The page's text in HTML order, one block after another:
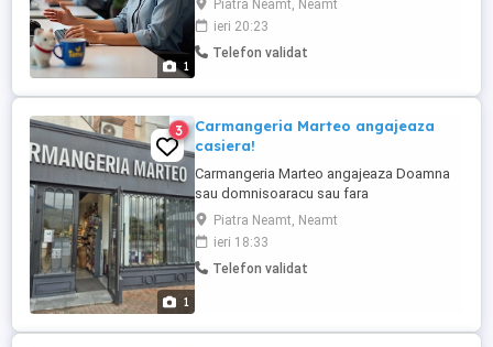
1
curățenie, își extinde echipa și recrutează
10 persoane pentru un loc de muncă
stabil și pe termen lung. Nu este necesară
săptămâni de instruire plătită și suport ...
Piatra Neamt, Neamt
ieri 20:23
Telefon validat
1
3
Carmangeria Marteo angajeaza
casiera!
Carmangeria Marteo angajeaza Doamna
sau domnisoaracu sau fara
experienta,serioasa,implicata in activitarea
pe care o desfasoara.pentru postul de
casiera pentru punctul de lucru de la 1 Mai
Dacă ești o persoana
din echipa ...
Piatra Neamt, Neamt
ieri 18:33
Telefon validat